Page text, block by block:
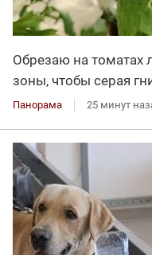
Обрезаю на томатах
зоны, чтобы серая
Панорама 25 минут